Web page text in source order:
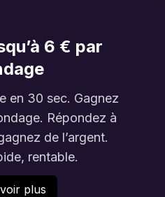
6 € par
en 30 sec. Gagnez
Répondez à
de l’argent.
rentable.
plus